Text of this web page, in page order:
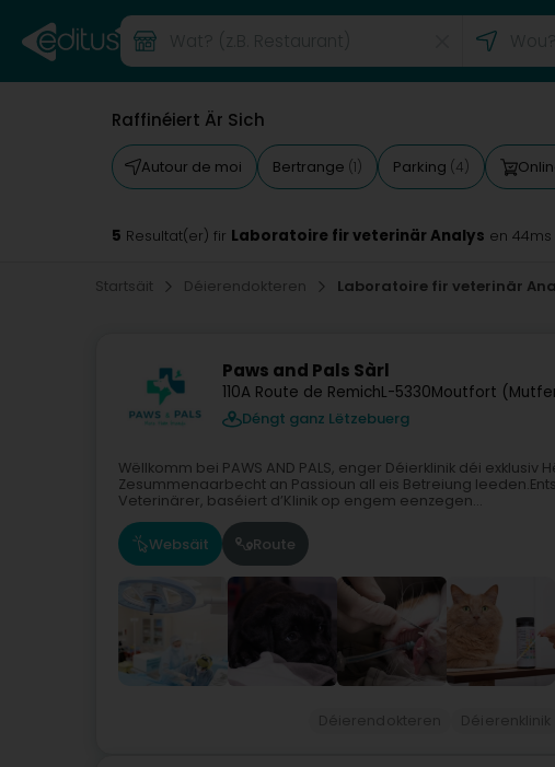
Raffinéiert Är Sich
Autour de moi Bertrange (1) Parking (4)
5 Resultat(er) fir Laboratoire fir veterinär Analys en 44ms
Startsäit Déierendokteren Laboratoire fir veterinär
Paws and Pals Sàrl
110A Route de RemichL-5330Moutfort
Déngt ganz Lëtzebuerg
Wëllkomm bei PAWS AND PALS, enger Déierklinik déi
Zesummenaarbecht an Passioun all eis Betreiung
Veterinärer, baséiert d’Klinik op engem eenzegen...
Websäit Route